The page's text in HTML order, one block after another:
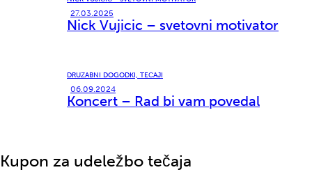
27.03.2025
Nick Vujicic – svetovni motivator
DRUŽABNI DOGODKI, TEČAJI
06.09.2024
Koncert – Rad bi vam povedal
Kupon za udeležbo tečaja